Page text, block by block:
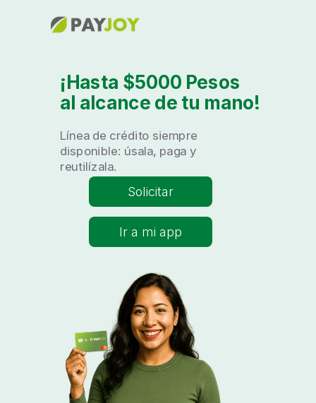
¡Hasta $5000 Pesos
al alcance de tu mano!
Solicitar
Línea de crédito siempre
disponible: úsala, paga y
reutilízala.
Ir a mi app